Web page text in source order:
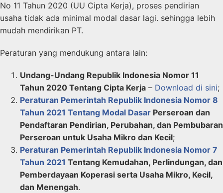
No 11 Tahun 2020 (UU Cipta Kerja), proses pendirian
usaha tidak ada minimal modal dasar lagi. sehingga lebih
mudah mendirikan PT.
Peraturan yang mendukung antara lain:
Undang-Undang Republik Indonesia Nomor 11
Tahun 2020 Tentang Cipta Kerja – Download di sini;
Peraturan Pemerintah Republik Indonesia Nomor 8
Tahun 2021 Tentang Modal Dasar Perseroan dan
Pendaftaran Pendirian, Perubahan, dan Pembubaran
Perseroan untuk Usaha Mikro dan Kecil;
Peraturan Pemerintah Republik Indonesia Nomor 7
Tahun 2021 Tentang Kemudahan, Perlindungan, dan
Pemberdayaan Koperasi serta Usaha Mikro, Kecil,
dan Menengah.